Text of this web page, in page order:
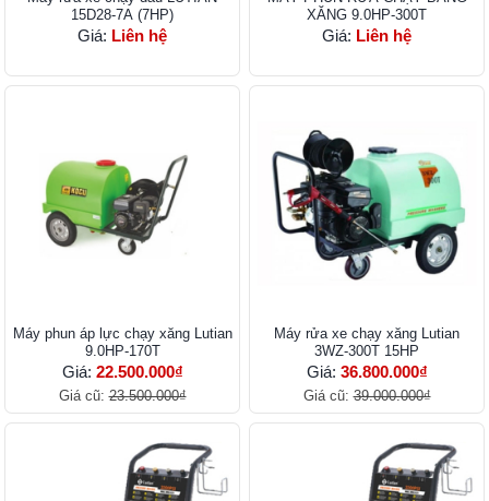
15D28-7A (7HP)
Giá: Liên hệ
XĂNG 9.0HP-300T
Giá: Liên hệ
Máy phun áp lực chạy xăng Lutian
9.0HP-170T
Giá: 22.500.000₫
Giá cũ:23.500.000₫
Máy rửa xe chạy xăng Lutian
3WZ-300T 15HP
Giá: 36.800.000₫
Giá cũ:39.000.000₫